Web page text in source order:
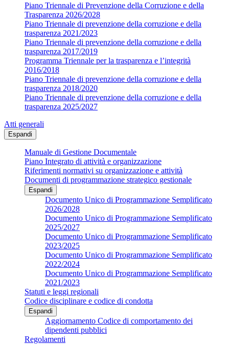
Piano Triennale di Prevenzione della Corruzione e della
Trasparenza 2026/2028
Piano Triennale di prevenzione della corruzione e della
trasparenza 2021/2023
Piano Triennale di prevenzione della corruzione e della
trasparenza 2017/2019
Programma Triennale per la trasparenza e l’integrità
2016/2018
Piano Triennale di prevenzione della corruzione e della
trasparenza 2018/2020
Piano Triennale di prevenzione della corruzione e della
trasparenza 2025/2027
Atti generali
Espandi
Manuale di Gestione Documentale
Piano Integrato di attività e organizzazione
Riferimenti normativi su organizzazione e attività
Documenti di programmazione strategico gestionale
Espandi
Documento Unico di Programmazione Semplificato
2026/2028
Documento Unico di Programmazione Semplificato
2025/2027
Documento Unico di Programmazione Semplificato
2023/2025
Documento Unico di Programmazione Semplificato
2022/2024
Documento Unico di Programmazione Semplificato
2021/2023
Statuti e leggi regionali
Codice disciplinare e codice di condotta
Espandi
Aggiornamento Codice di comportamento dei
dipendenti pubblici
Regolamenti